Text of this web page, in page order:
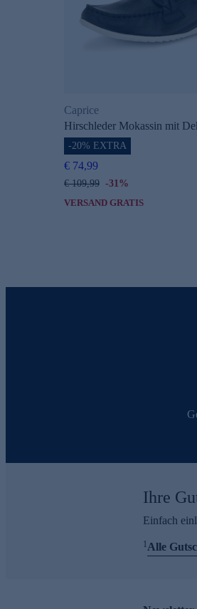
Caprice
Hirschleder Mokassin mit
-20% EXTRA
€ 74,99
€ 109,99 -31%
VERSAND GRATIS
Ihre
Einfach
1Alle